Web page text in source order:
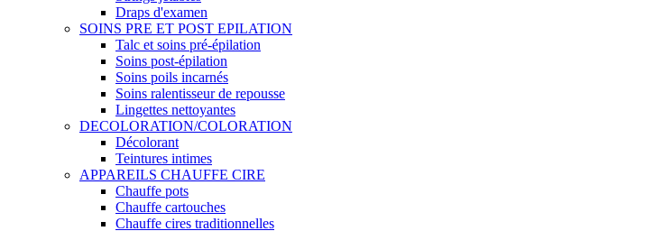
Draps d'examen
SOINS PRE ET POST EPILATION
Talc et soins pré-épilation
Soins post-épilation
Soins poils incarnés
Soins ralentisseur de repousse
Lingettes nettoyantes
DECOLORATION/COLORATION
Décolorant
Teintures intimes
APPAREILS CHAUFFE CIRE
Chauffe pots
Chauffe cartouches
Chauffe cires traditionnelles